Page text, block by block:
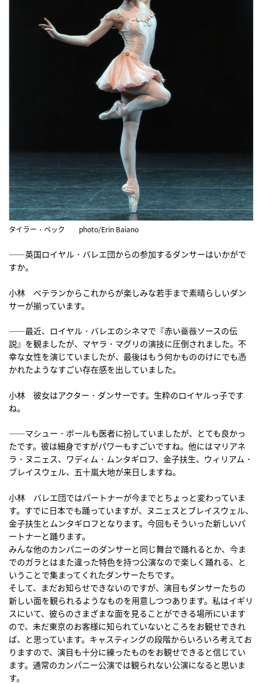
タイラー・ペック photo/Erin Baiano
――英国ロイヤル・バレエ団からの参加するダンサーはいかがで
すか。
小林 べテランからこれからが楽しみな若手まで素晴らしいダン
サーが揃っています。
――最近、ロイヤル・バレエのシネマで『赤い薔薇ソースの伝
説』を観ましたが、マヤラ・マグリの演技に圧倒されました。不
幸な女性を演じていましたが、最後はもう何かもののけにでも憑
かれたようなすごい存在感を出していました。
小林 彼女はアクター・ダンサーです。生粋のロイヤルっ子です
ね。
――マシュー・ボールも医者に扮していましたが、とても良かっ
たです。彼は細身ですがパワーもすごいですね。他にはマリアネ
ラ・ヌニェス、ワディム・ムンタギロフ、金子扶生、ウィリアム・
ブレイスウェル、五十嵐大地が来日しますね。
小林 バレエ団ではパートナーが今までとちょっと変わっていま
す。すでに日本でも踊っていますが、ヌニェスとブレイスウェル、
金子扶生とムンタギロフとなります。今回もそういった新しいパ
ートナーと踊ります。
みんな他のカンパニーのダンサーと同じ舞台で踊れるとか、今ま
でのガラとはまた違った特色を持つ公演なので楽しく踊れる、と
いうことで集まってくれたダンサーたちです。
そして、まだお知らせできないのですが、演目もダンサーたちの
新しい面を観られるようなものを用意しつつあります。私はイギリ
スにいて、彼らのさまざまな面を見ることができる場所にいます
ので、未だ東京のお客様に知られていないところをお観せできれ
ば、と思っています。キャスティングの段階からいろいろ考えてお
りますので、演目も十分に練ったものをお観せできると信じてい
ます。通常のカンパニー公演では観られない公演になると思いま
す。